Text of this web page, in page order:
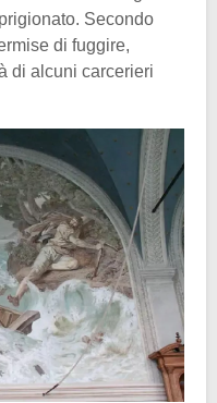
Secondo
di fuggire,
di alcuni carcerieri